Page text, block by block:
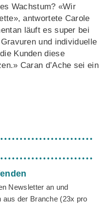
Wachstum? «Wir
antwortete Carole
läuft es super bei
und individuelle
Kunden diese
Caran d’Ache sei ein
Newsletter an und
der Branche (23x pro